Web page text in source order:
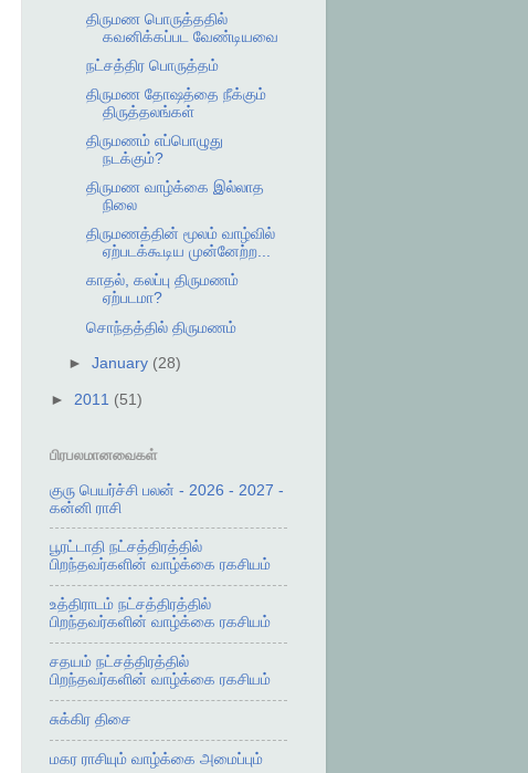
திருமண பொருத்ததில்
கவனிக்கப்பட வேண்டியவை
நட்சத்திர பொருத்தம்
திருமண தோஷத்தை நீக்கும்
திருத்தலங்கள்
திருமணம் எப்பொழுது
நடக்கும்?
திருமண வாழ்க்கை இல்லாத
நிலை
திருமணத்தின் மூலம் வாழ்வில்
ஏற்படக்கூடிய முன்னேற்ற...
காதல், கலப்பு திருமணம்
ஏற்படமா?
சொந்தத்தில் திருமணம்
► January (28)
► 2011 (51)
பிரபலமானவைகள்
குரு பெயர்ச்சி பலன் - 2026 - 2027 -
கன்னி ராசி
பூரட்டாதி நட்சத்திரத்தில்
பிறந்தவர்களின் வாழ்க்கை ரகசியம்
உத்திராடம் நட்சத்திரத்தில்
பிறந்தவர்களின் வாழ்க்கை ரகசியம்
சதயம் நட்சத்திரத்தில்
பிறந்தவர்களின் வாழ்க்கை ரகசியம்
சுக்கிர திசை
மகர ராசியும் வாழ்க்கை அமைப்பும்